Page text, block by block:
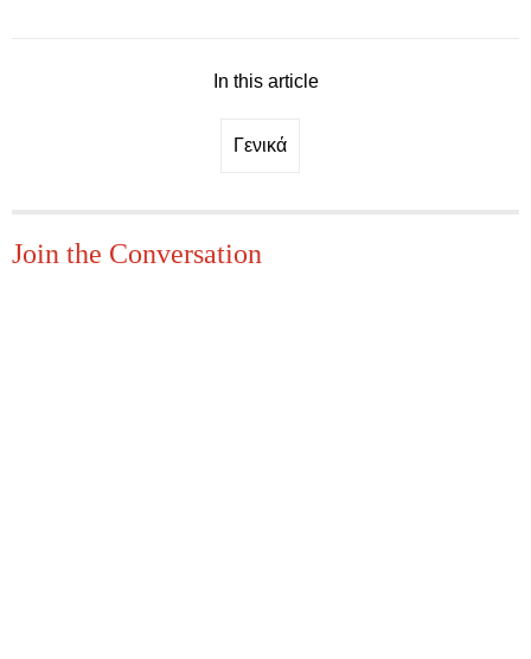
In this article
Γενικά
Join the Conversation